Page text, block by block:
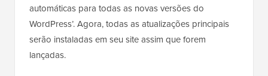
automáticas para todas as novas versões do
WordPress’. Agora, todas as atualizações principais
serão instaladas em seu site assim que forem
lançadas.